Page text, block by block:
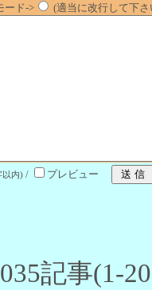
ド-> (適当に改行して下
以内) / プレビュー
記事(1-